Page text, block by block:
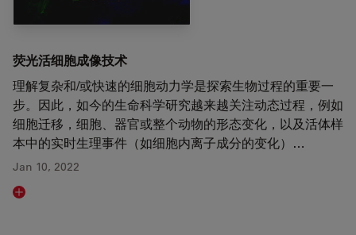
荧光活细胞成像技术
理解复杂和/或快速的细胞动力学是探索生物过程的重要一
步。因此，如今的生命科学研究越来越关注动态过程，例如
细胞迁移，细胞、器官或整个动物的形态变化，以及活体样
本中的实时生理事件（如细胞内离子成分的变化）…
Jan 10, 2022
Read article